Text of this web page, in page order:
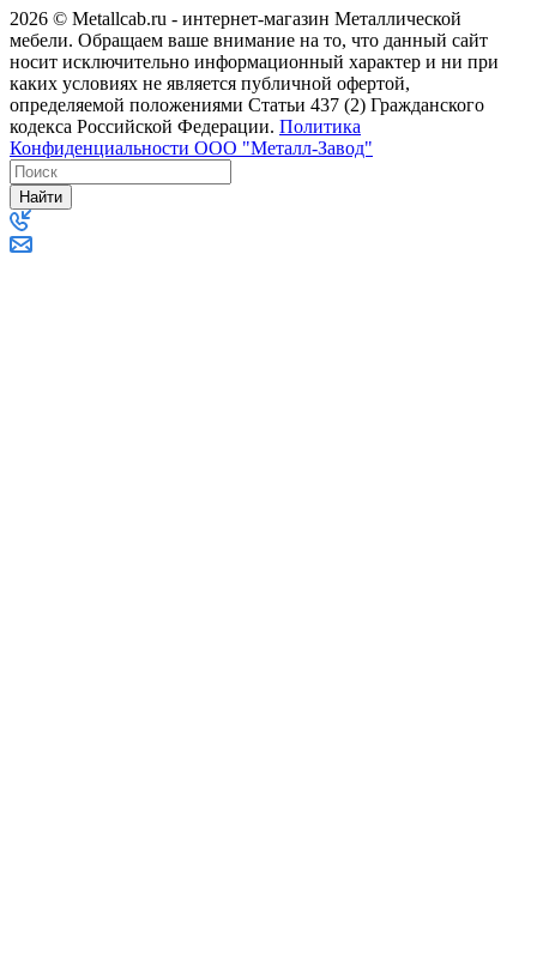
2026 © Metallcab.ru - интернет-магазин Металлической
мебели. Обращаем ваше внимание на то, что данный сайт
носит исключительно информационный характер и ни при
каких условиях не является публичной офертой,
определяемой положениями Статьи 437 (2) Гражданского
кодекса Российской Федерации. Политика
Конфиденциальности ООО "Металл-Завод"
Найти